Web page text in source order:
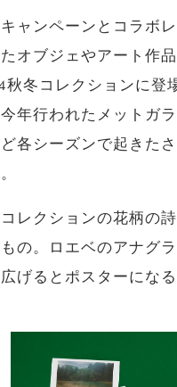
ャンペーンとコラボ
オブジェやアート作
秋冬コレクションに登
年行われたメットガ
各シーズンで起きた
レクションの花柄の
の。ロエベのアナグ
げるとポスターになる